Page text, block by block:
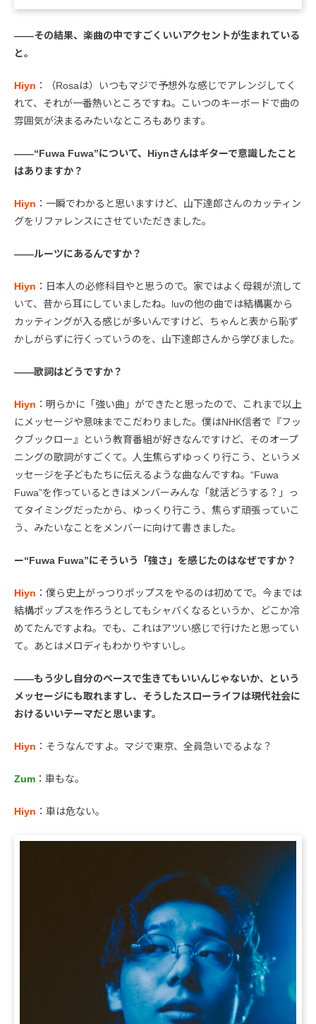
――その結果、楽曲の中ですごくいいアクセントが生まれている
と。
Hiyn ：（Rosaは）いつもマジで予想外な感じでアレンジしてく
れて、それが一番熱いところですね。こいつのキーボードで曲の
雰囲気が決まるみたいなところもあります。
――“Fuwa Fuwa”について、Hiynさんはギターで意識したこと
はありますか？
Hiyn ：一瞬でわかると思いますけど、山下達郎さんのカッティン
グをリファレンスにさせていただきました。
――ルーツにあるんですか？
Hiyn ：日本人の必修科目やと思うので。家ではよく母親が流して
いて、昔から耳にしていましたね。luvの他の曲では結構裏から
カッティングが入る感じが多いんですけど、ちゃんと表から恥ず
かしがらずに行くっていうのを、山下達郎さんから学びました。
――歌詞はどうですか？
Hiyn ：明らかに「強い曲」ができたと思ったので、これまで以上
にメッセージや意味までこだわりました。僕はNHK信者で『フッ
クブックロー』という教育番組が好きなんですけど、そのオープ
ニングの歌詞がすごくて。人生焦らずゆっくり行こう、というメ
ッセージを子どもたちに伝えるような曲なんですね。“Fuwa
Fuwa”を作っているときはメンバーみんな「就活どうする？」っ
てタイミングだったから、ゆっくり行こう、焦らず頑張っていこ
う、みたいなことをメンバーに向けて書きました。
ー“Fuwa Fuwa”にそういう「強さ」を感じたのはなぜですか？
Hiyn ：僕ら史上がっつりポップスをやるのは初めてで。今までは
結構ポップスを作ろうとしてもシャバくなるというか、どこか冷
めてたんですよね。でも、これはアツい感じで行けたと思ってい
て。あとはメロディもわかりやすいし。
――もう少し自分のペースで生きてもいいんじゃないか、という
メッセージにも取れますし、そうしたスローライフは現代社会に
おけるいいテーマだと思います。
Hiyn ：そうなんですよ。マジで東京、全員急いでるよな？
Zum ：車もな。
Hiyn ：車は危ない。